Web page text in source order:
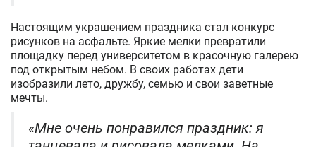
Настоящим украшением праздника стал конкурс
рисунков на асфальте. Яркие мелки превратили
площадку перед университетом в красочную галерею
под открытым небом. В своих работах дети
изобразили лето, дружбу, семью и свои заветные
мечты.
«Мне очень понравился праздник: я